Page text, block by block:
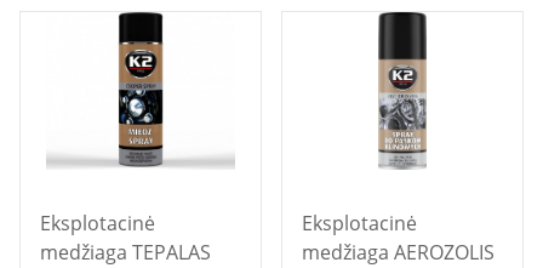
Eksplotacinė
medžiaga TEPALAS
Eksplotacinė
medžiaga AEROZOLIS